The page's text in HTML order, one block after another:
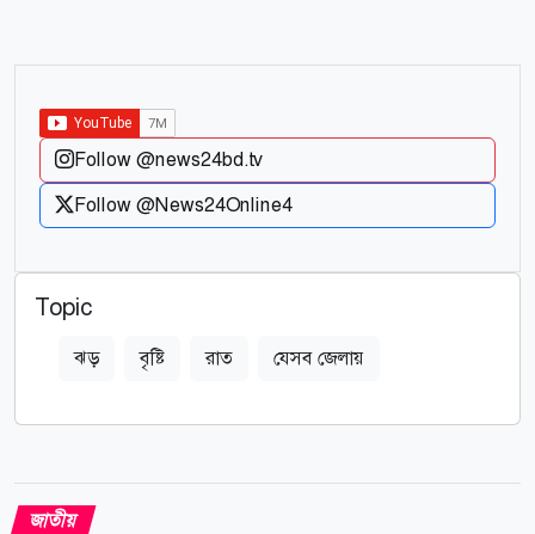
Follow @news24bd.tv
Follow @News24Online4
Topic
ঝড় বৃষ্টি রাত যেসব জেলায়
জাতীয়